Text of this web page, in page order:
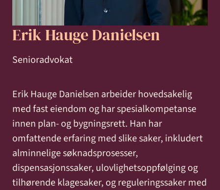
Erik Hauge Danielsen
Senioradvokat
Erik Hauge Danielsen arbeider hovedsakelig
med fast eiendom og har spesialkompetanse
innen plan- og bygningsrett. Han har
omfattende erfaring med slike saker, inkludert
alminnelige søknadsprosesser,
dispensasjonssaker, ulovlighetsoppfølging og
tilhørende klagesaker, og reguleringssaker med
Entreprise
-
bygg
anlegg
Erstatning
ved
personskade
sykdom
Familie
og
samliv
Forbrukersaker
Konkurs
og
insolvens
Offentlige
anskaffelser
Selskapsrett
Skatt
og
avgift
Strafferett
Transaksjoner
Karriere
og miljø
Ta